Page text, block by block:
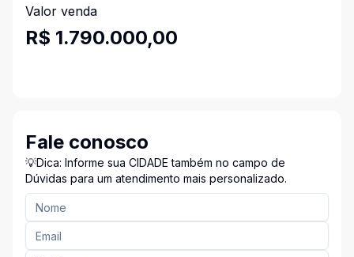
Valor venda
R$ 1.790.000,00
Fale conosco
💡Dica: Informe sua CIDADE também no campo de
Dúvidas para um atendimento mais personalizado.